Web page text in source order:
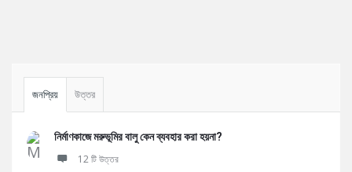
Sidebar
জনপ্রিয় উত্তর
নির্মাণকাজে মরুভূমির বালু কেন ব্যবহার করা হয়না?
12 টি উত্তর